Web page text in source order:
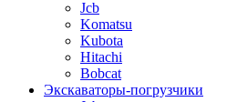
Jcb
Komatsu
Kubota
Hitachi
Bobcat
Экскаваторы-погрузчики